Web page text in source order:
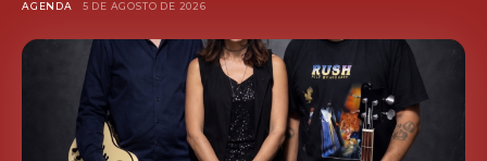
AGENDA 5 DE AGOSTO DE 2026